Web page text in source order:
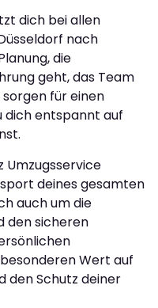
dich bei allen
nach
die
geht, das Team
für einen
dich entspannt auf
Umzugsservice
deines gesamten
auch um die
den sicheren
Wert auf
den Schutz deiner